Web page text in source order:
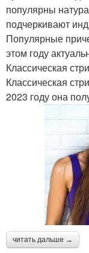
популярны
подчеркивают
Популярные
этом году
Классическая
Классическая
2023 году она
читать дальше →